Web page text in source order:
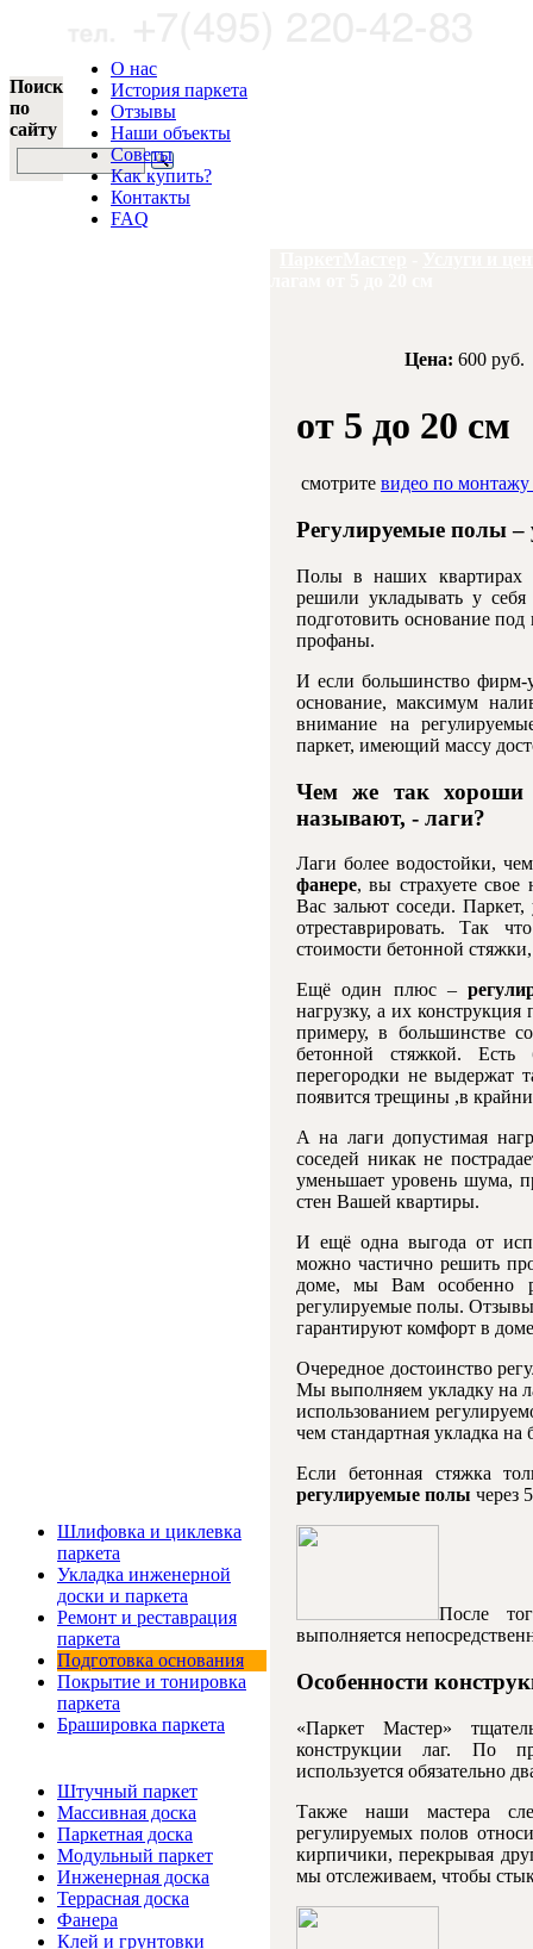
Поиск
по
сайту
О нас
История паркета
Отзывы
Наши объекты
Советы
Как купить?
Контакты
FAQ
Шлифовка и циклевка
паркета
Укладка инженерной
доски и паркета
Ремонт и реставрация
паркета
Подготовка основания
Покрытие и тонировка
паркета
Брашировка паркета
Штучный паркет
Массивная доска
Паркетная доска
Модульный паркет
Инженерная доска
Террасная доска
Фанера
Клей и грунтовки
Цена: 600 руб.
от 5 до 20 см
смотрите видео по
Регулируемые полы –
Полы в наших квартирах
решили укладывать у
подготовить основание
профаны.
И если большинство фирм-
основание, максимум
внимание на
паркет, имеющий массу
Чем же так хороши
называют, - лаги?
Лаги более водостойки,
фанере, вы страхуете
Вас зальют соседи.
отреставрировать. Так что
стоимости бетонной стяжки,
Ещё один плюс –
нагрузку, а их
примеру, в большинстве
бетонной стяжкой.
перегородки не выдержат
появится трещины ,в
А на лаги допустимая
соседей никак не
уменьшает уровень шума,
стен Вашей квартиры.
И ещё одна выгода от
можно частично решить
доме, мы Вам особенно
регулируемые полы.
гарантируют комфорт в
Очередное достоинство
Мы выполняем укладку на
использованием
чем стандартная укладка на
Если бетонная стяжка
регулируемые полы через
После
выполняется
Особенности
«Паркет Мастер»
конструкции лаг. По
используется обязательно
Также наши мастера
регулируемых полов
кирпичики, перекрывая
мы отслеживаем, чтобы